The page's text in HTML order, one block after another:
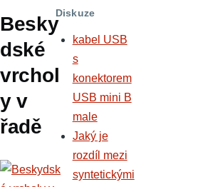
navigace
Besky
dské
vrchol
y v
řadě
Diskuze
kabel USB
s
konektorem
USB mini B
male
Jaký je
rozdíl mezi
syntetickými